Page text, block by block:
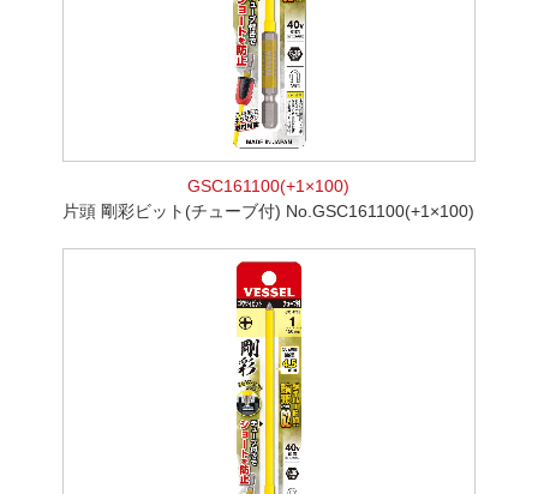
GSC161100(+1×100)
片頭 剛彩ビット(チューブ付) No.GSC161100(+1×100)